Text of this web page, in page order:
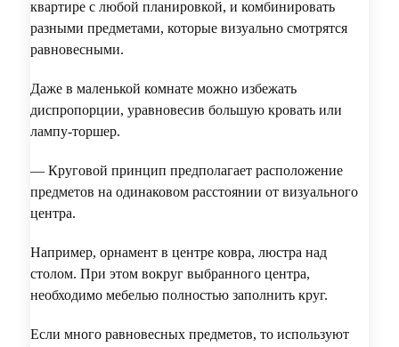
квартире с любой планировкой, и комбинировать
разными предметами, которые визуально смотрятся
равновесными.
Даже в маленькой комнате можно избежать
диспропорции, уравновесив большую кровать или
лампу-торшер.
— Круговой принцип предполагает расположение
предметов на одинаковом расстоянии от визуального
центра.
Например, орнамент в центре ковра, люстра над
столом. При этом вокруг выбранного центра,
необходимо мебелью полностью заполнить круг.
Если много равновесных предметов, то используют